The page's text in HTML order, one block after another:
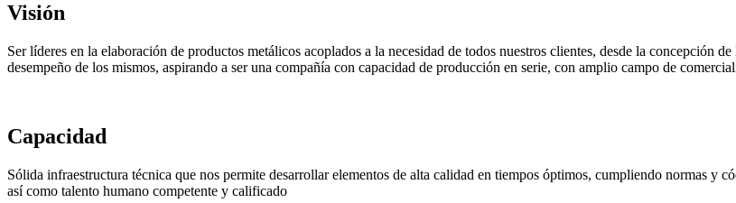
Visión
Ser líderes en la elaboración de productos metálicos acoplados a la necesidad de todos nuestros clientes, desde la concepción
desempeño de los mismos, aspirando a ser una compañía con capacidad de producción en serie, con amplio campo de
Capacidad
Sólida infraestructura técnica que nos permite desarrollar elementos de alta calidad en tiempos óptimos, cumpliendo normas y
así como talento humano competente y calificado